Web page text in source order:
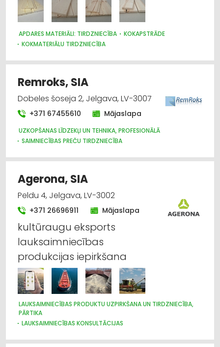
APDARES MATERIĀLI: TIRDZNIECĪBA
KOKAPSTRĀDE
KOKMATERIĀLU TIRDZNIECĪBA
Remroks, SIA
Dobeles šoseja 2, Jelgava, LV-3007
+371 67455610 Mājaslapa
UZKOPŠANAS LĪDZEKĻI UN TEHNIKA, PROFESIONĀLĀ
SAIMNIECĪBAS PREČU TIRDZNIECĪBA
Agerona, SIA
Peldu 4, Jelgava, LV-3002
+371 26696911 Mājaslapa
kultūraugu eksports
lauksaimniecības
produkcijas iepirkšana
LAUKSAIMNIECĪBAS PRODUKTU UZPIRKŠANA UN TIRDZNIECĪBA,
PĀRTIKA
LAUKSAIMNIECĪBAS KONSULTĀCIJAS